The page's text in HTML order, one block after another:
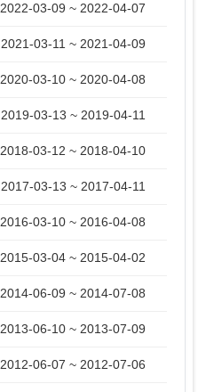
2022-03-09 ~ 2022-04-07
2021-03-11 ~ 2021-04-09
2020-03-10 ~ 2020-04-08
2019-03-13 ~ 2019-04-11
2018-03-12 ~ 2018-04-10
2017-03-13 ~ 2017-04-11
2016-03-10 ~ 2016-04-08
2015-03-04 ~ 2015-04-02
2014-06-09 ~ 2014-07-08
2013-06-10 ~ 2013-07-09
2012-06-07 ~ 2012-07-06